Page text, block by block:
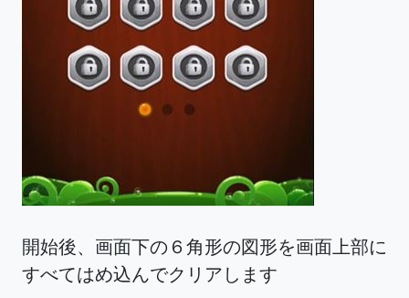
開始後、画面下の６角形の図形を画面上部に
すべてはめ込んでクリアします